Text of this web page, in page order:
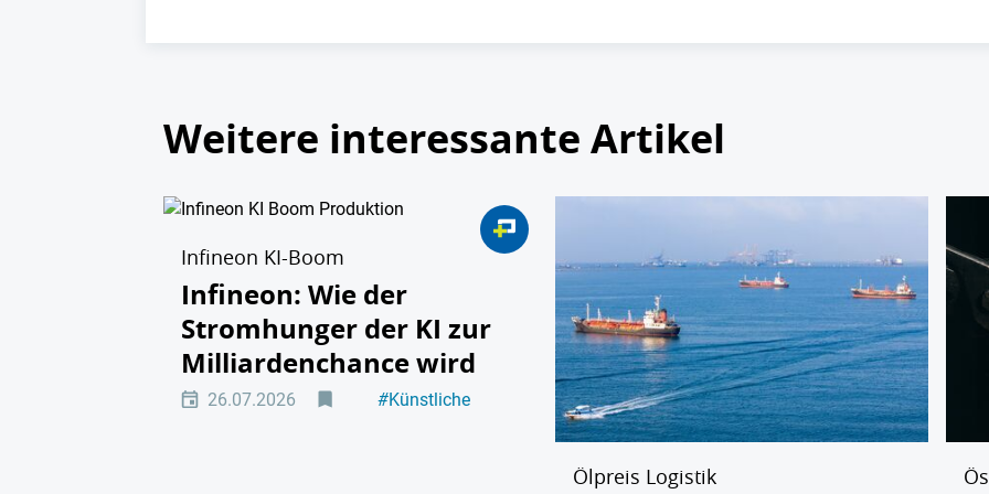
Weitere interessante Artikel
Infineon KI-Boom
Infineon: Wie der
Stromhunger der KI zur
Milliardenchance wird
26.07.2026 #Künstliche
Ölpreis Logistik